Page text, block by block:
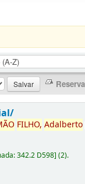
FILHO, Adalberto
342.2 D598](2).